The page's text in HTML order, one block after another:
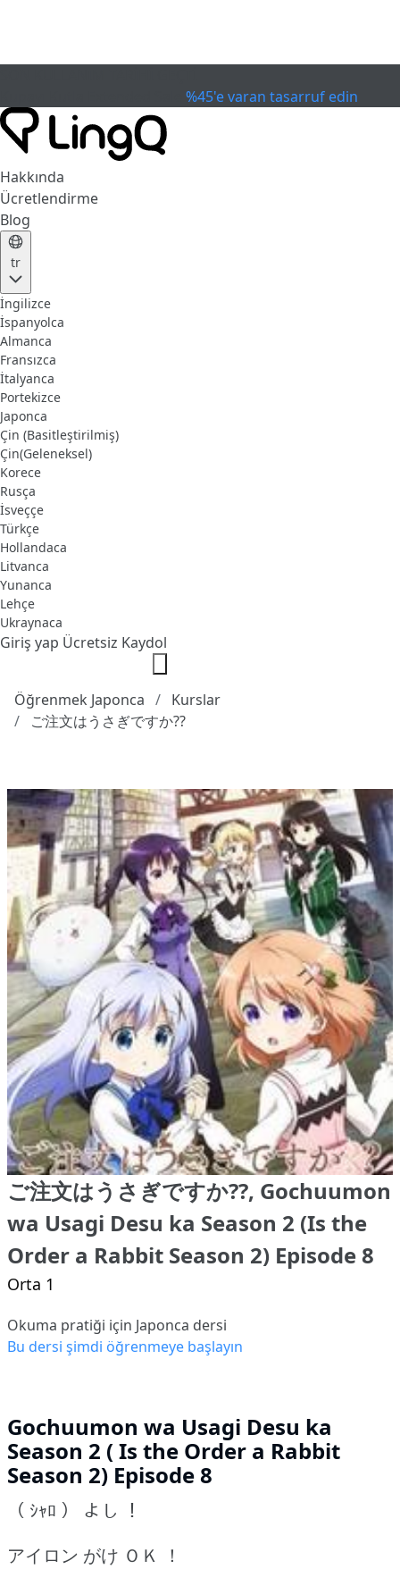
%45'e varan tasarruf edin
Hakkında
Ücretlendirme
Blog
tr
İngilizce
İspanyolca
Almanca
Fransızca
İtalyanca
Portekizce
Japonca
Çin (Basitleştirilmiş)
Çin(Geleneksel)
Korece
Rusça
İsveççe
Türkçe
Hollandaca
Litvanca
Yunanca
Lehçe
Ukraynaca
Giriş yap Ücretsiz Kaydol
Öğrenmek Japonca
Kurslar
ご注文はうさぎですか??
ご注文はうさぎですか??, Gochuumon
wa Usagi Desu ka Season 2 (Is the
Order a Rabbit Season 2) Episode 8
Orta 1
Okuma pratiği için Japonca dersi
Bu dersi şimdi öğrenmeye başlayın
Gochuumon wa Usagi Desu ka
Season 2 ( Is the Order a Rabbit
Season 2) Episode 8
（ ｼｬﾛ ） よし ！
アイロン がけ ＯＫ ！